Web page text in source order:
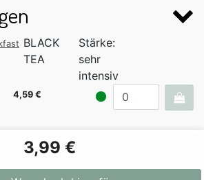
3,99 €
BLACK
TEA
Stärke:
sehr
intensiv
4,59 €